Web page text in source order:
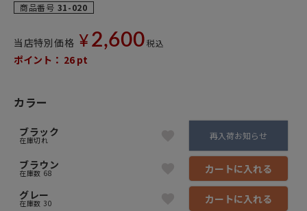
商品番号 31-020
当店特別価格 ¥ 2,600 税込
ポイント： 26 pt
カラー
ブラック
在庫切れ 再入荷お知らせ
ブラウン
在庫数 68
カートに入れる
グレー
在庫数 30
カートに入れる